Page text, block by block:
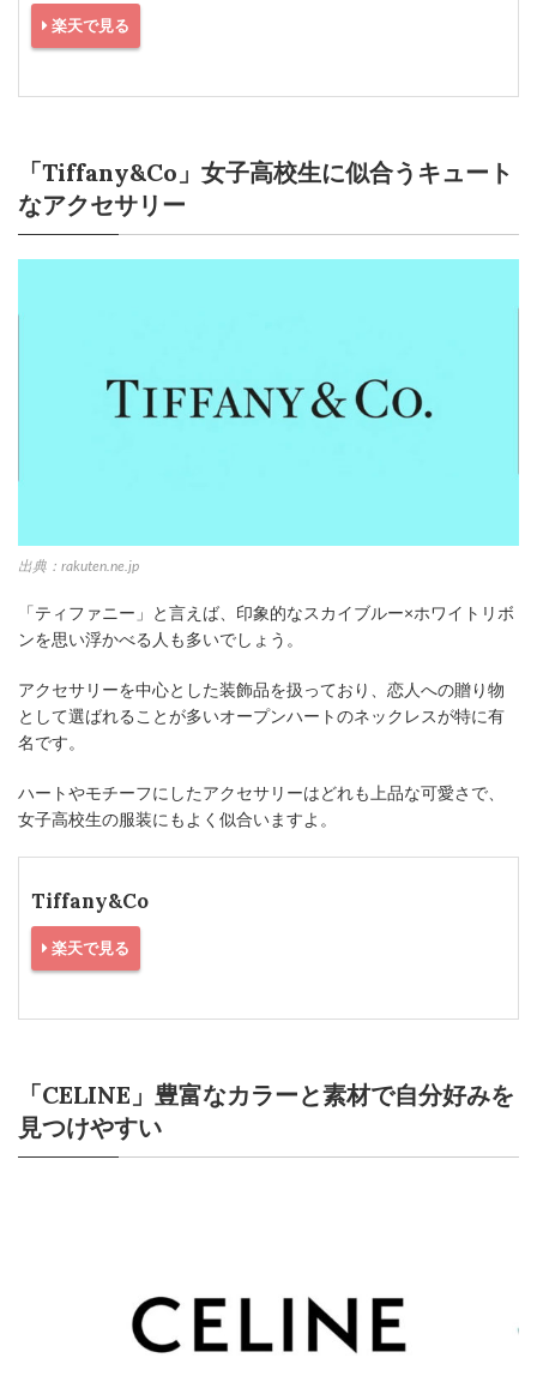
楽天で見る
「Tiffany&Co」女子高校生に似合うキュート
なアクセサリー
出典：rakuten.ne.jp
「ティファニー」と言えば、印象的なスカイブルー×ホワイトリボ
ンを思い浮かべる人も多いでしょう。
アクセサリーを中心とした装飾品を扱っており、恋人への贈り物
として選ばれることが多いオープンハートのネックレスが特に有
名です。
ハートやモチーフにしたアクセサリーはどれも上品な可愛さで、
女子高校生の服装にもよく似合いますよ。
Tiffany&Co
楽天で見る
「CELINE」豊富なカラーと素材で自分好みを
見つけやすい